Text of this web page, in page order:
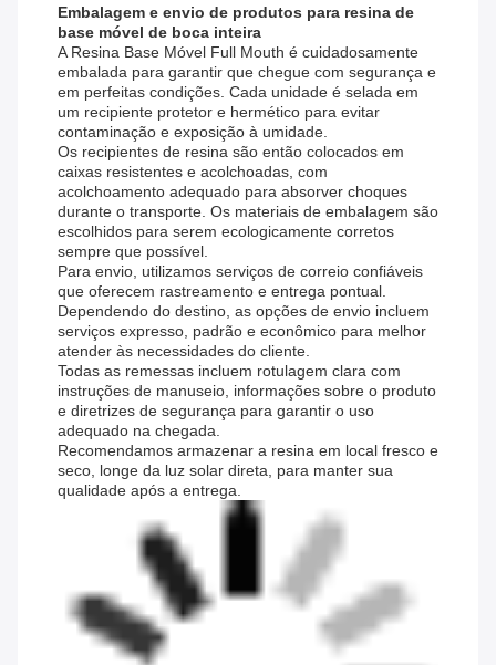
Embalagem e envio de produtos para resina de
base móvel de boca inteira
A Resina Base Móvel Full Mouth é cuidadosamente
embalada para garantir que chegue com segurança e
em perfeitas condições. Cada unidade é selada em
um recipiente protetor e hermético para evitar
contaminação e exposição à umidade.
Os recipientes de resina são então colocados em
caixas resistentes e acolchoadas, com
acolchoamento adequado para absorver choques
durante o transporte. Os materiais de embalagem são
escolhidos para serem ecologicamente corretos
sempre que possível.
Para envio, utilizamos serviços de correio confiáveis ​​
que oferecem rastreamento e entrega pontual.
Dependendo do destino, as opções de envio incluem
serviços expresso, padrão e econômico para melhor
atender às necessidades do cliente.
Todas as remessas incluem rotulagem clara com
instruções de manuseio, informações sobre o produto
e diretrizes de segurança para garantir o uso
adequado na chegada.
Recomendamos armazenar a resina em local fresco e
seco, longe da luz solar direta, para manter sua
qualidade após a entrega.